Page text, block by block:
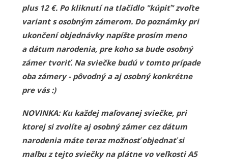
plus 12 €. Po kliknutí na tlačidlo "kúpiť" zvoľte
variant s osobným zámerom. Do poznámky pri
ukončení objednávky napíšte prosím meno
a dátum narodenia, pre koho sa bude osobný
zámer tvoriť. Na sviečke budú v tomto prípade
oba zámery - pôvodný a aj osobný konkrétne
pre vás :)
NOVINKA: Ku každej maľovanej sviečke, pri
ktorej si zvolíte aj osobný zámer cez dátum
narodenia máte teraz možnosť objednať si
maľbu z tejto sviečky na plátne vo veľkosti A5